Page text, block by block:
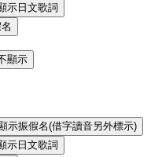
示日文歌詞
顯示
示振假名(借字讀音另外標示)
示日文歌詞